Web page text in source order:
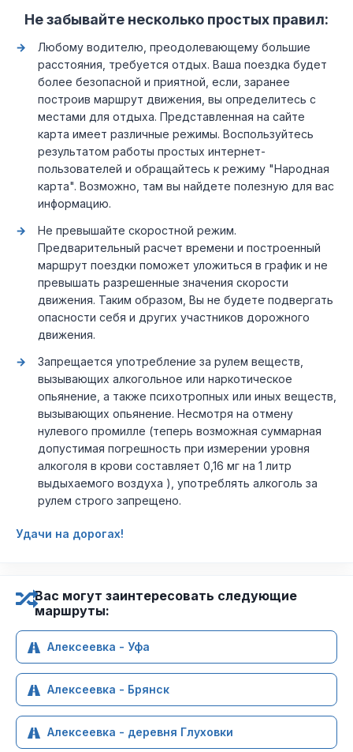
Не забывайте несколько простых правил:
Любому водителю, преодолевающему большие
расстояния, требуется отдых. Ваша поездка будет
более безопасной и приятной, если, заранее
построив маршрут движения, вы определитесь с
местами для отдыха. Представленная на сайте
карта имеет различные режимы. Воспользуйтесь
результатом работы простых интернет-
пользователей и обращайтесь к режиму "Народная
карта". Возможно, там вы найдете полезную для вас
информацию.
Не превышайте скоростной режим.
Предварительный расчет времени и построенный
маршрут поездки поможет уложиться в график и не
превышать разрешенные значения скорости
движения. Таким образом, Вы не будете подвергать
опасности себя и других участников дорожного
движения.
Запрещается употребление за рулем веществ,
вызывающих алкогольное или наркотическое
опьянение, а также психотропных или иных веществ,
вызывающих опьянение. Несмотря на отмену
нулевого промилле (теперь возможная суммарная
допустимая погрешность при измерении уровня
алкоголя в крови составляет 0,16 мг на 1 литр
выдыхаемого воздуха ), употреблять алкоголь за
рулем строго запрещено.
Удачи на дорогах!
Вас могут заинтересовать следующие
маршруты:
Алексеевка - Уфа
Алексеевка - Брянск
Алексеевка - деревня Глуховки